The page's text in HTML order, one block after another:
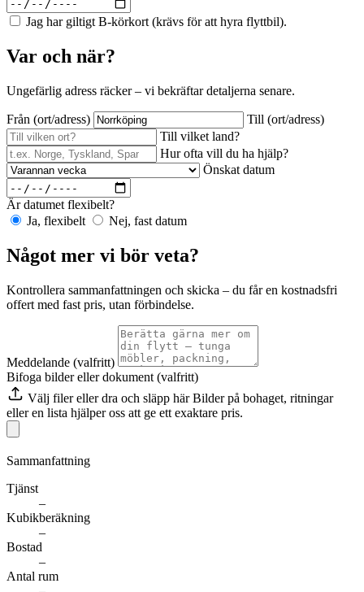
Jag har giltigt B-körkort (krävs för att hyra flyttbil).
Var och när?
Ungefärlig adress räcker – vi bekräftar detaljerna senare.
Från (ort/adress)
Till (ort/adress)
Till vilket land?
Hur ofta vill du ha hjälp?
Önskat datum
Är datumet flexibelt?
Ja, flexibelt
Nej, fast datum
Något mer vi bör veta?
Kontrollera sammanfattningen och skicka – du får en kostnadsfri
offert med fast pris, utan förbindelse.
Meddelande (valfritt)
Bifoga bilder eller dokument (valfritt)
Välj filereller dra och släpp härBilder på bohaget, ritningar
eller en lista hjälper oss att ge ett exaktare pris.
Sammanfattning
Tjänst
–
Kubikberäkning
–
Bostad
–
Antal rum